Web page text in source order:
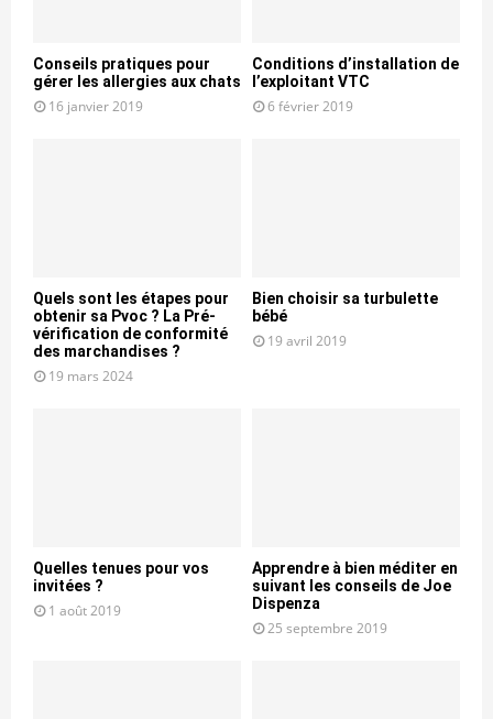
Conseils pratiques pour
gérer les allergies aux chats
16 janvier 2019
Conditions d’installation de
l’exploitant VTC
6 février 2019
Quels sont les étapes pour
obtenir sa Pvoc ? La Pré-
vérification de conformité
des marchandises ?
19 mars 2024
Bien choisir sa turbulette
bébé
19 avril 2019
Quelles tenues pour vos
invitées ?
1 août 2019
Apprendre à bien méditer en
suivant les conseils de Joe
Dispenza
25 septembre 2019